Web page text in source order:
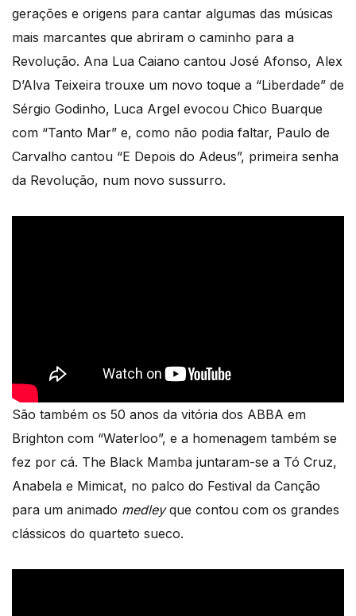
gerações e origens para cantar algumas das músicas
mais marcantes que abriram o caminho para a
Revolução. Ana Lua Caiano cantou José Afonso, Alex
D’Alva Teixeira trouxe um novo toque a “Liberdade” de
Sérgio Godinho, Luca Argel evocou Chico Buarque
com “Tanto Mar” e, como não podia faltar, Paulo de
Carvalho cantou “E Depois do Adeus”, primeira senha
da Revolução, num novo sussurro.
São também os 50 anos da vitória dos ABBA em
Brighton com “Waterloo”, e a homenagem também se
fez por cá. The Black Mamba juntaram-se a Tó Cruz,
Anabela e Mimicat, no palco do Festival da Canção
para um animado medleyque contou com os grandes
clássicos do quarteto sueco.